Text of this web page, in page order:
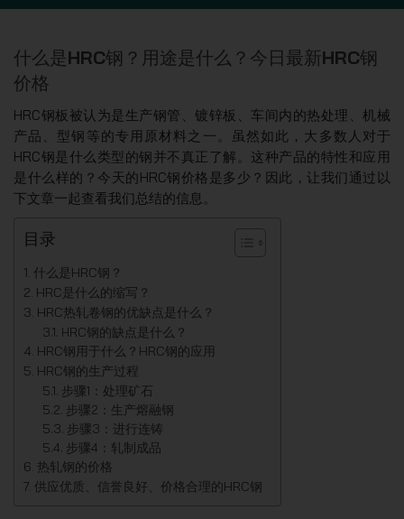
什么是HRC钢？用途是什么？今日最新HRC钢
价格
HRC钢板被认为是生产钢管、镀锌板、车间内的热处理、机械
产品、型钢等的专用原材料之一。虽然如此，大多数人对于
HRC钢是什么类型的钢并不真正了解。这种产品的特性和应用
是什么样的？今天的HRC钢价格是多少？因此，让我们通过以
下文章一起查看我们总结的信息。
目录
什么是HRC钢？
HRC是什么的缩写？
HRC热轧卷钢的优缺点是什么？
HRC钢的缺点是什么？
HRC钢用于什么？HRC钢的应用
HRC钢的生产过程
步骤1：处理矿石
步骤2：生产熔融钢
步骤3：进行连铸
步骤4：轧制成品
热轧钢的价格
供应优质、信誉良好、价格合理的HRC钢